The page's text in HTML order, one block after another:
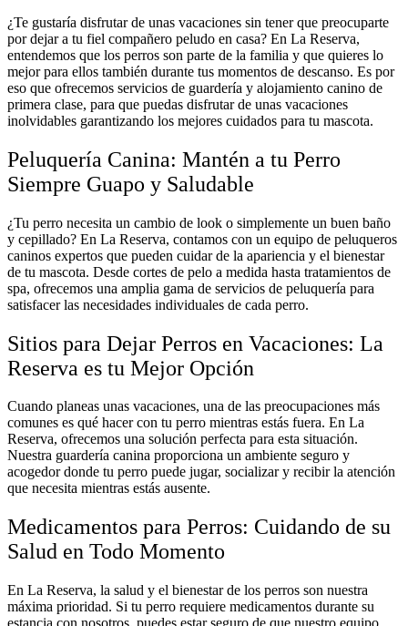
¿Te gustaría disfrutar de unas vacaciones sin tener que preocuparte
por dejar a tu fiel compañero peludo en casa? En La Reserva,
entendemos que los perros son parte de la familia y que quieres lo
mejor para ellos también durante tus momentos de descanso. Es por
eso que ofrecemos servicios de guardería y alojamiento canino de
primera clase, para que puedas disfrutar de unas vacaciones
inolvidables garantizando los mejores cuidados para tu mascota.
Peluquería Canina: Mantén a tu Perro
Siempre Guapo y Saludable
¿Tu perro necesita un cambio de look o simplemente un buen baño
y cepillado? En La Reserva, contamos con un equipo de peluqueros
caninos expertos que pueden cuidar de la apariencia y el bienestar
de tu mascota. Desde cortes de pelo a medida hasta tratamientos de
spa, ofrecemos una amplia gama de servicios de peluquería para
satisfacer las necesidades individuales de cada perro.
Sitios para Dejar Perros en Vacaciones: La
Reserva es tu Mejor Opción
Cuando planeas unas vacaciones, una de las preocupaciones más
comunes es qué hacer con tu perro mientras estás fuera. En La
Reserva, ofrecemos una solución perfecta para esta situación.
Nuestra guardería canina proporciona un ambiente seguro y
acogedor donde tu perro puede jugar, socializar y recibir la atención
que necesita mientras estás ausente.
Medicamentos para Perros: Cuidando de su
Salud en Todo Momento
En La Reserva, la salud y el bienestar de los perros son nuestra
máxima prioridad. Si tu perro requiere medicamentos durante su